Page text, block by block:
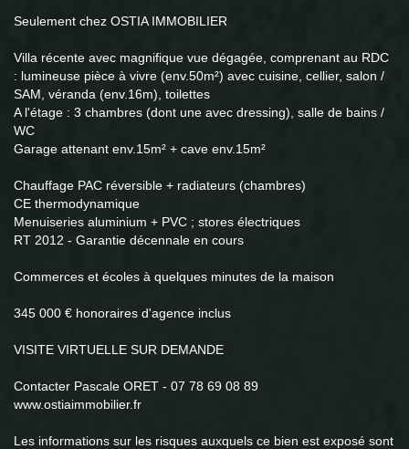
Seulement chez OSTIA IMMOBILIER
Villa récente avec magnifique vue dégagée, comprenant au RDC
: lumineuse pièce à vivre (env.50m²) avec cuisine, cellier, salon /
SAM, véranda (env.16m), toilettes
A l'étage : 3 chambres (dont une avec dressing), salle de bains /
WC
Garage attenant env.15m² + cave env.15m²
Chauffage PAC réversible + radiateurs (chambres)
CE thermodynamique
Menuiseries aluminium + PVC ; stores électriques
RT 2012 - Garantie décennale en cours
Commerces et écoles à quelques minutes de la maison
345 000 € honoraires d'agence inclus
VISITE VIRTUELLE SUR DEMANDE
Contacter Pascale ORET - 07 78 69 08 89
www.ostiaimmobilier.fr
Les informations sur les risques auxquels ce bien est exposé sont